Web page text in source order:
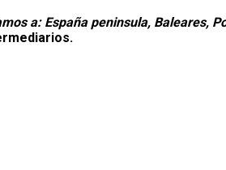
a: España peninsula, Baleares,